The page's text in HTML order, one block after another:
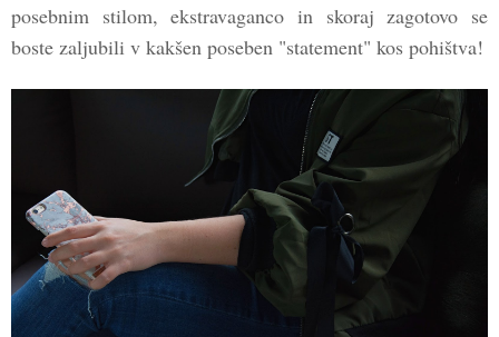
posebnim stilom, ekstravaganco in skoraj zagotovo se
boste zaljubili v kakšen poseben "statement" kos pohištva!